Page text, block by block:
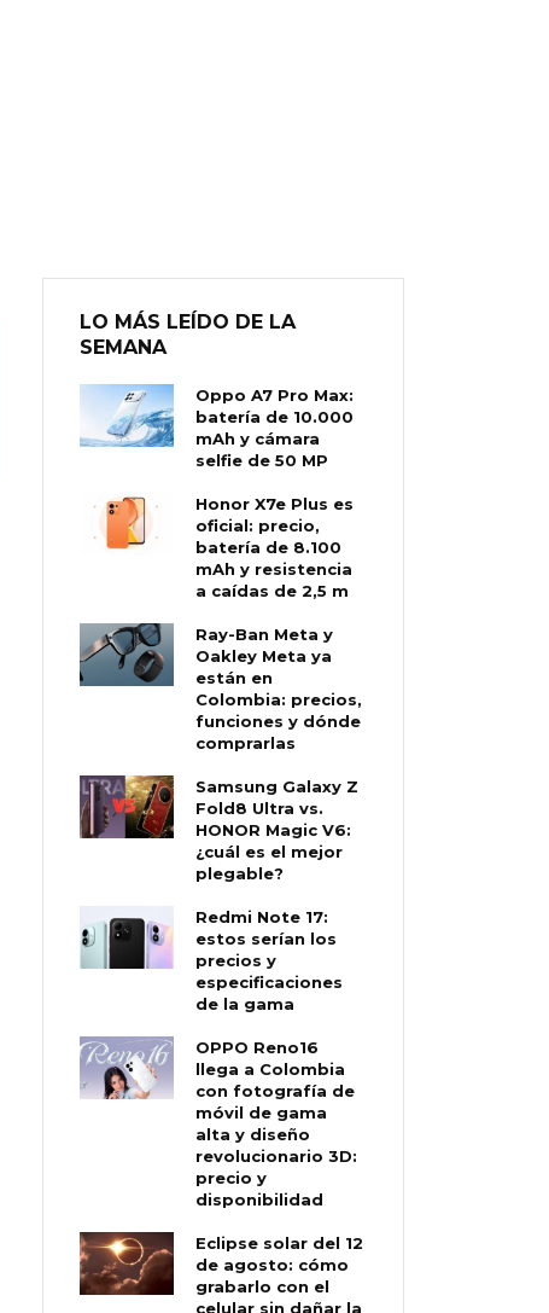
LO MÁS LEÍDO DE LA
SEMANA
Oppo A7 Pro Max:
batería de 10.000
mAh y cámara
selfie de 50 MP
Honor X7e Plus es
oficial: precio,
batería de 8.100
mAh y resistencia
a caídas de 2,5 m
Ray-Ban Meta y
Oakley Meta ya
están en
Colombia: precios,
funciones y dónde
comprarlas
Samsung Galaxy Z
Fold8 Ultra vs.
HONOR Magic V6:
¿cuál es el mejor
plegable?
Redmi Note 17:
estos serían los
precios y
especificaciones
de la gama
OPPO Reno16
llega a Colombia
con fotografía de
móvil de gama
alta y diseño
revolucionario 3D:
precio y
disponibilidad
Eclipse solar del 12
de agosto: cómo
grabarlo con el
celular sin dañar la